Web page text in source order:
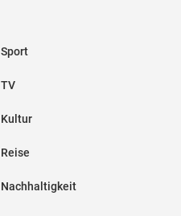
Sport
TV
Kultur
Reise
Nachhaltigkeit